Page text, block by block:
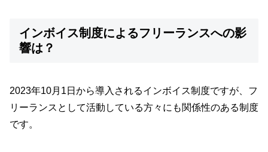
インボイス制度によるフリーランスへの影
響は？
2023年10月1日から導入されるインボイス制度ですが、フ
リーランスとして活動している方々にも関係性のある制度
です。